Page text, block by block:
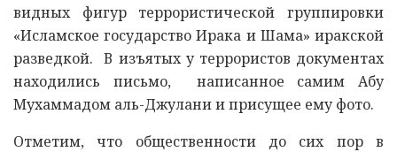
видных фигур террористической группировки
«Исламское государство Ирака и Шама» иракской
разведкой. В изъятых у террористов документах
находились письмо, написанное самим Абу
Мухаммадом аль-Джулани и присущее ему фото.
Отметим, что общественности до сих пор в